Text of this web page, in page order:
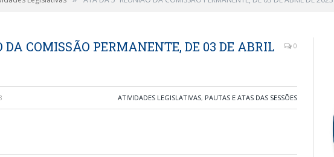
DA COMISSÃO PERMANENTE, DE 03 DE ABRIL
0
ATIVIDADES LEGISLATIVAS, PAUTAS E ATAS DAS SESSÕES